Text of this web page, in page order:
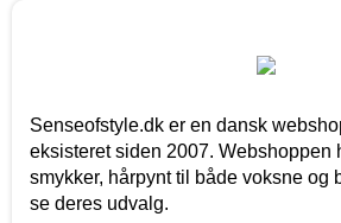
Senseofstyle.dk er en dansk
eksisteret siden 2007. Webshoppen
smykker, hårpynt til både voksne og
se deres udvalg.